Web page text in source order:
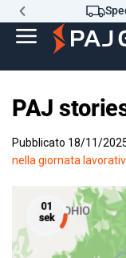
PAJ
Pubblicato 18/11/2025
nella giornata